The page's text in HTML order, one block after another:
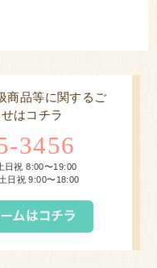
商品等に関するご
はコチラ
3456
祝 8:00〜19:00
日祝 9:00〜18:00